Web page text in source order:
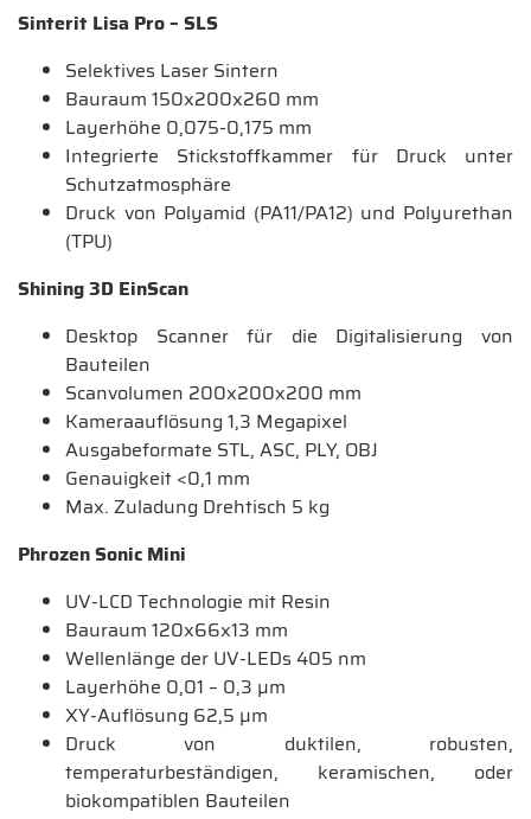
Sinterit Lisa Pro – SLS
Selektives Laser Sintern
Bauraum 150x200x260 mm
Layerhöhe 0,075-0,175 mm
Integrierte Stickstoffkammer für Druck unter
Schutzatmosphäre
Druck von Polyamid (PA11/PA12) und Polyurethan
(TPU)
Shining 3D EinScan
Desktop Scanner für die Digitalisierung von
Bauteilen
Scanvolumen 200x200x200 mm
Kameraauflösung 1,3 Megapixel
Ausgabeformate STL, ASC, PLY, OBJ
Genauigkeit <0,1 mm
Max. Zuladung Drehtisch 5 kg
Phrozen Sonic Mini
UV-LCD Technologie mit Resin
Bauraum 120x66x13 mm
Wellenlänge der UV-LEDs 405 nm
Layerhöhe 0,01 – 0,3 µm
XY-Auflösung 62,5 µm
Druck von duktilen, robusten,
temperaturbeständigen, keramischen, oder
biokompatiblen Bauteilen